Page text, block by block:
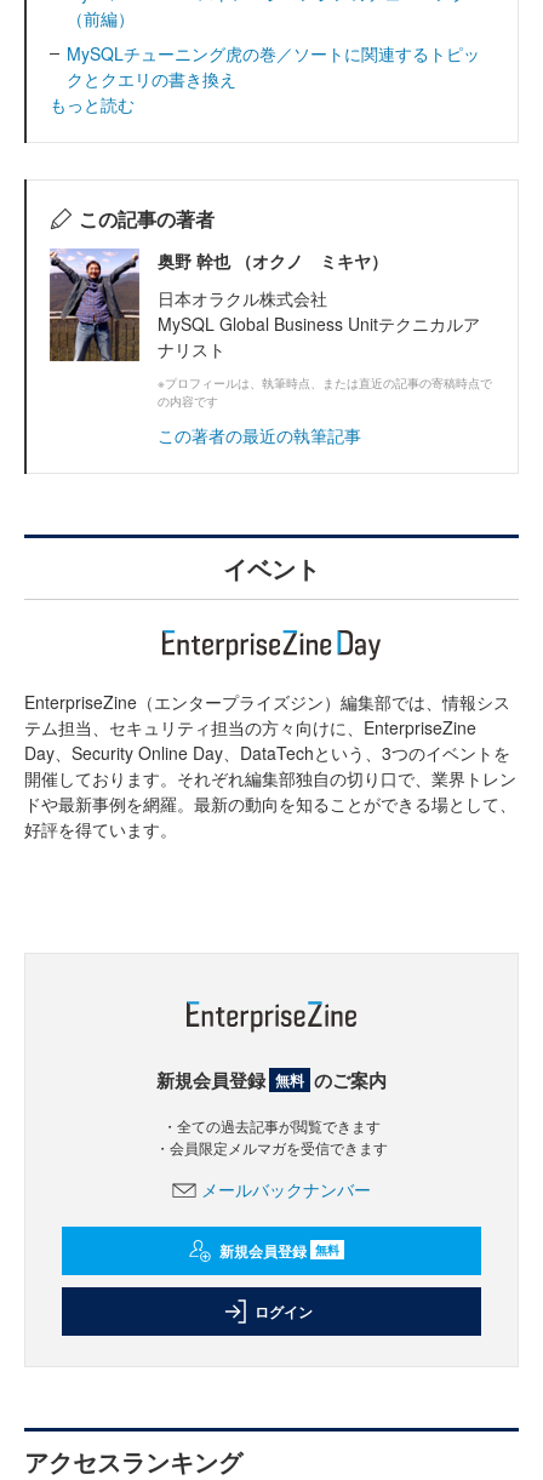
（前編）
MySQLチューニング虎の巻／ソートに関連するトピッ
クとクエリの書き換え
もっと読む
この記事の著者
奥野 幹也 （オクノ ミキヤ）
日本オラクル株式会社
MySQL Global Business Unitテクニカルア
ナリスト
※プロフィールは、執筆時点、または直近の記事の寄稿時点で
の内容です
この著者の最近の執筆記事
イベント
EnterpriseZine（エンタープライズジン）編集部では、情報シス
テム担当、セキュリティ担当の方々向けに、EnterpriseZine
Day、Security Online Day、DataTechという、3つのイベントを
開催しております。それぞれ編集部独自の切り口で、業界トレン
ドや最新事例を網羅。最新の動向を知ることができる場として、
好評を得ています。
新規会員登録 無料 のご案内
・全ての過去記事が閲覧できます
・会員限定メルマガを受信できます
メールバックナンバー
新規会員登録 無料
ログイン
アクセスランキング